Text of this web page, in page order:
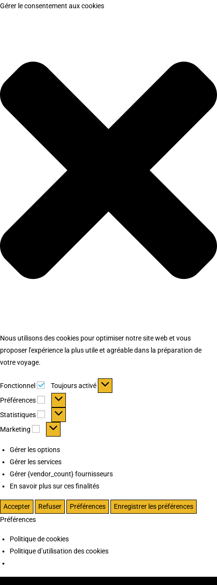
Gérer le consentement aux cookies
Nous utilisons des cookies pour optimiser notre site web et vous
proposer l'expérience la plus utile et agréable dans la préparation de
votre voyage.
Fonctionnel Fonctionnel
Toujours activé
Préférences
Préférences
Statistiques Statistiques
Marketing Marketing
Gérer les options
Gérer les services
Gérer {vendor_count} fournisseurs
En savoir plus sur ces finalités
Accepter Refuser Préférences
Enregistrer les préférences
Préférences
Politique de cookies
Politique d’utilisation des cookies